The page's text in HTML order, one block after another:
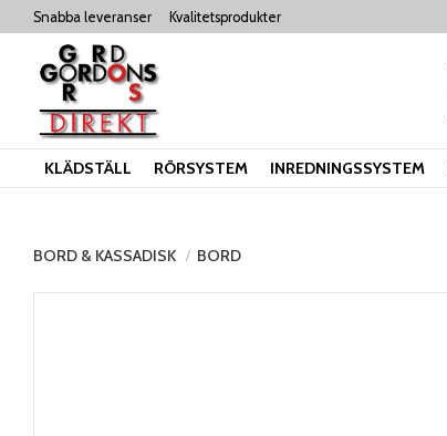
Snabba leveranser Kvalitetsprodukter
KLÄDSTÄLL RÖRSYSTEM INREDNINGSSYSTEM
BORD & KASSADISK BORD